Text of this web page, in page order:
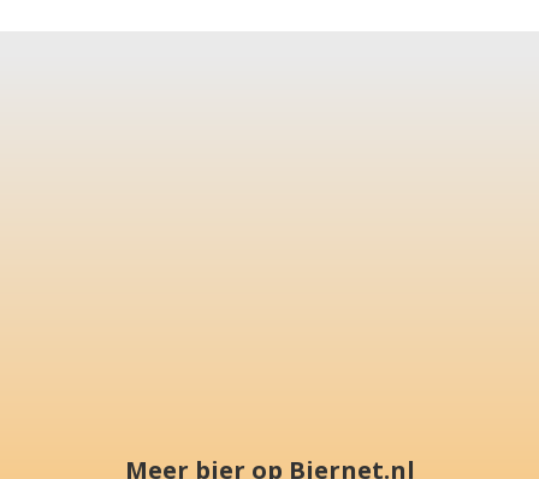
Meer bier op Biernet.nl